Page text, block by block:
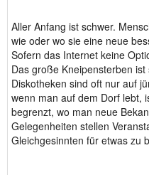
Aller Anfang ist schwer.
wie oder wo sie eine neue
Sofern das Internet keine
Das große Kneipensterben
Diskotheken sind oft nur auf
wenn man auf dem Dorf lebt,
begrenzt, wo man neue
Gelegenheiten stellen
Gleichgesinnten für etwas zu